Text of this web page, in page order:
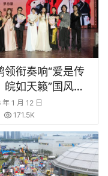
领衔奏响“爱是传
皖如天籁”国风新
乐会
1 月 12 日
171.5K